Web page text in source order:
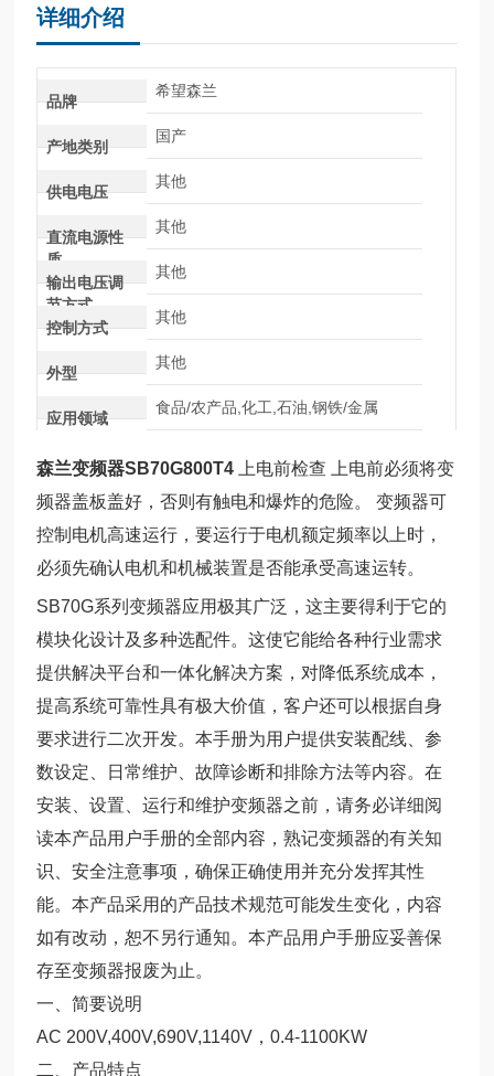
详细介绍
品牌
希望森兰
产地类别
国产
供电电压
其他
直流电源性
质
其他
输出电压调
节方式
其他
控制方式
其他
外型
其他
应用领域
食品/农产品,化工,石油,钢铁/金属
森兰变频器SB70G800T4 上电前检查 上电前必须将变
频器盖板盖好，否则有触电和爆炸的危险。 变频器可
控制电机高速运行，要运行于电机额定频率以上时，
必须先确认电机和机械装置是否能承受高速运转。
SB70G系列变频器应用极其广泛，这主要得利于它的
模块化设计及多种选配件。这使它能给各种行业需求
提供解决平台和一体化解决方案，对降低系统成本，
提高系统可靠性具有极大价值，客户还可以根据自身
要求进行二次开发。本手册为用户提供安装配线、参
数设定、日常维护、故障诊断和排除方法等内容。在
安装、设置、运行和维护变频器之前，请务必详细阅
读本产品用户手册的全部内容，熟记变频器的有关知
识、安全注意事项，确保正确使用并充分发挥其性
能。本产品采用的产品技术规范可能发生变化，内容
如有改动，恕不另行通知。本产品用户手册应妥善保
存至变频器报废为止。
一、简要说明
AC 200V,400V,690V,1140V，0.4-1100KW
二、产品特点